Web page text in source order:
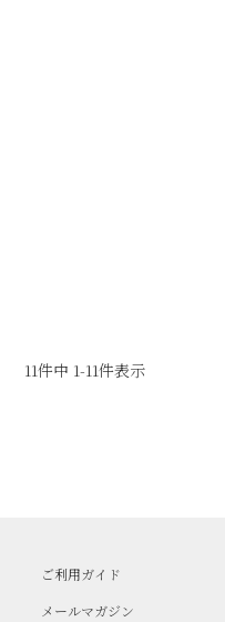
11件中 1-11件表示
ご利用ガイド
メールマガジン